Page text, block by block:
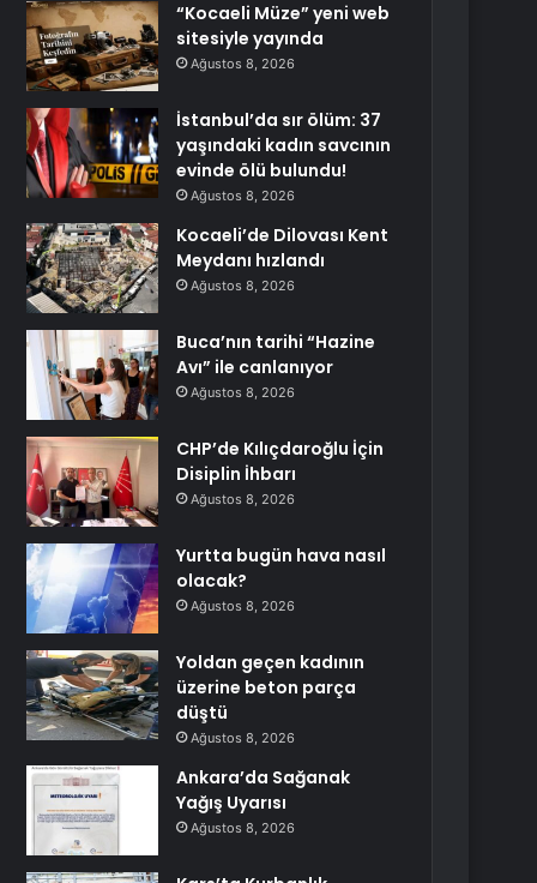
“Kocaeli Müze” yeni web
sitesiyle yayında
Ağustos 8, 2026
İstanbul’da sır ölüm: 37
yaşındaki kadın savcının
evinde ölü bulundu!
Ağustos 8, 2026
Kocaeli’de Dilovası Kent
Meydanı hızlandı
Ağustos 8, 2026
Buca’nın tarihi “Hazine
Avı” ile canlanıyor
Ağustos 8, 2026
CHP’de Kılıçdaroğlu İçin
Disiplin İhbarı
Ağustos 8, 2026
Yurtta bugün hava nasıl
olacak?
Ağustos 8, 2026
Yoldan geçen kadının
üzerine beton parça
düştü
Ağustos 8, 2026
Ankara’da Sağanak
Yağış Uyarısı
Ağustos 8, 2026